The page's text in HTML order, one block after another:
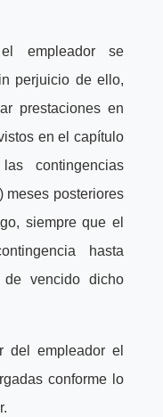
empleador se
perjuicio de ello,
prestaciones en
en el capítulo
contingencias
meses posteriores
siempre que el
hasta
vencido dicho
del empleador el
conforme lo